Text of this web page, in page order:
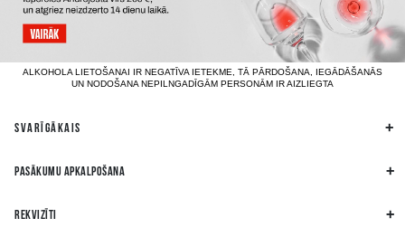
ALKOHOLA LIETOŠANAI IR NEGATĪVA IETEKME, TĀ PĀRDOŠANA, IEGĀDĀŠANĀS
UN NODOŠANA NEPILNGADĪGĀM PERSONĀM IR AIZLIEGTA
SVARĪGĀKAIS
PASĀKUMU APKALPOŠANA
REKVIZĪTI